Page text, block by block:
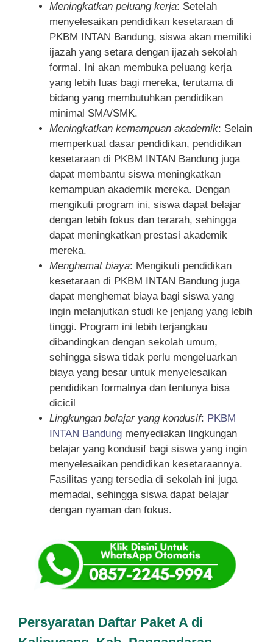
Meningkatkan peluang kerja: Setelah
menyelesaikan pendidikan kesetaraan di
PKBM INTAN Bandung, siswa akan memiliki
ijazah yang setara dengan ijazah sekolah
formal. Ini akan membuka peluang kerja
yang lebih luas bagi mereka, terutama di
bidang yang membutuhkan pendidikan
minimal SMA/SMK.
Meningkatkan kemampuan akademik: Selain
memperkuat dasar pendidikan, pendidikan
kesetaraan di PKBM INTAN Bandung juga
dapat membantu siswa meningkatkan
kemampuan akademik mereka. Dengan
mengikuti program ini, siswa dapat belajar
dengan lebih fokus dan terarah, sehingga
dapat meningkatkan prestasi akademik
mereka.
Menghemat biaya: Mengikuti pendidikan
kesetaraan di PKBM INTAN Bandung juga
dapat menghemat biaya bagi siswa yang
ingin melanjutkan studi ke jenjang yang lebih
tinggi. Program ini lebih terjangkau
dibandingkan dengan sekolah umum,
sehingga siswa tidak perlu mengeluarkan
biaya yang besar untuk menyelesaikan
pendidikan formalnya dan tentunya bisa
dicicil
Lingkungan belajar yang kondusif: PKBM
INTAN Bandung menyediakan lingkungan
belajar yang kondusif bagi siswa yang ingin
menyelesaikan pendidikan kesetaraannya.
Fasilitas yang tersedia di sekolah ini juga
memadai, sehingga siswa dapat belajar
dengan nyaman dan fokus.
Persyaratan Daftar Paket A di